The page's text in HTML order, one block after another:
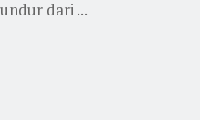
dari ...